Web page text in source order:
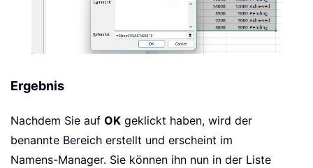
Ergebnis
Nachdem Sie auf OK geklickt haben, wird der
benannte Bereich erstellt und erscheint im
Namens-Manager. Sie können ihn nun in der Liste